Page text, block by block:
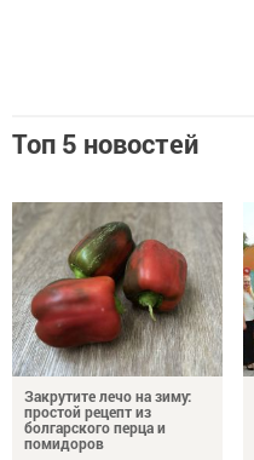
Топ 5 новостей
Закрутите лечо на зиму:
простой рецепт из
болгарского перца и
помидоров